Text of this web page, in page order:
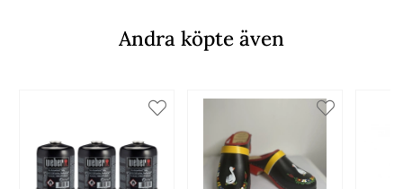
Andra köpte även